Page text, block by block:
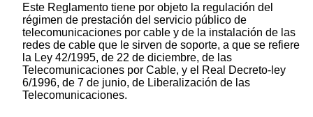
Este Reglamento tiene por objeto la regulación del
régimen de prestación del servicio público de
telecomunicaciones por cable y de la instalación de las
redes de cable que le sirven de soporte, a que se refiere
la Ley 42/1995, de 22 de diciembre, de las
Telecomunicaciones por Cable, y el Real Decreto-ley
6/1996, de 7 de junio, de Liberalización de las
Telecomunicaciones.